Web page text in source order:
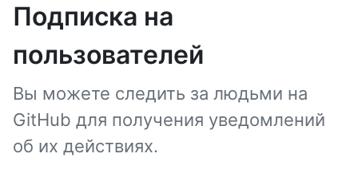
Подписка на
пользователей
Вы можете следить за людьми на
GitHub для получения уведомлений
об их действиях.